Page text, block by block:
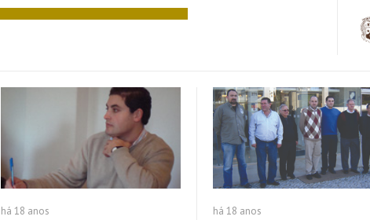
há 18 anos há 18 anos